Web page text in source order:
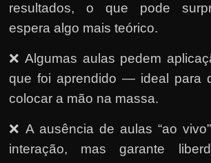
resultados, o que pode
espera algo mais teórico.
❌ Algumas aulas pedem
que foi aprendido — ideal para
colocar a mão na massa.
❌ A ausência de aulas “ao
interação, mas garante